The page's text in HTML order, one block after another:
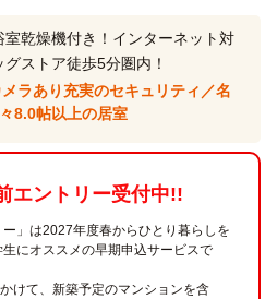
乾燥機付き！インターネット対
ストア徒歩5分圏内！
ラあり充実のセキュリティ／名
8.0帖以上の居室
エントリー受付中!!
ー」は2027年度春からひとり暮らしを
にオススメの早期申込サービスで
けて、新築予定のマンションを含